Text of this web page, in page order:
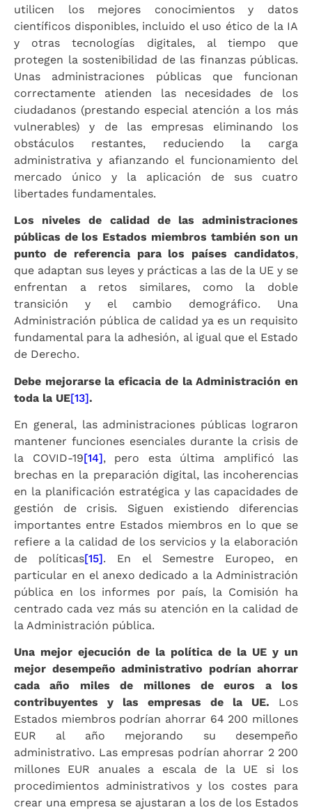
utilicen los mejores conocimientos y datos
científicos disponibles, incluido el uso ético de la IA
y otras tecnologías digitales, al tiempo que
protegen la sostenibilidad de las finanzas públicas.
Unas administraciones públicas que funcionan
correctamente atienden las necesidades de los
ciudadanos (prestando especial atención a los más
vulnerables) y de las empresas eliminando los
obstáculos restantes, reduciendo la carga
administrativa y afianzando el funcionamiento del
mercado único y la aplicación de sus cuatro
libertades fundamentales.
Los niveles de calidad de las administraciones
públicas de los Estados miembros también son un
punto de referencia para los países candidatos,
que adaptan sus leyes y prácticas a las de la UE y se
enfrentan a retos similares, como la doble
transición y el cambio demográfico. Una
Administración pública de calidad ya es un requisito
fundamental para la adhesión, al igual que el Estado
de Derecho.
Debe mejorarse la eficacia de la Administración en
toda la UE[13].
En general, las administraciones públicas lograron
mantener funciones esenciales durante la crisis de
la COVID-19[14], pero esta última amplificó las
brechas en la preparación digital, las incoherencias
en la planificación estratégica y las capacidades de
gestión de crisis. Siguen existiendo diferencias
importantes entre Estados miembros en lo que se
refiere a la calidad de los servicios y la elaboración
de políticas[15]. En el Semestre Europeo, en
particular en el anexo dedicado a la Administración
pública en los informes por país, la Comisión ha
centrado cada vez más su atención en la calidad de
la Administración pública.
Una mejor ejecución de la política de la UE y un
mejor desempeño administrativo podrían ahorrar
cada año miles de millones de euros a los
contribuyentes y las empresas de la UE. Los
Estados miembros podrían ahorrar 64 200 millones
EUR al año mejorando su desempeño
administrativo. Las empresas podrían ahorrar 2 200
millones EUR anuales a escala de la UE si los
procedimientos administrativos y los costes para
crear una empresa se ajustaran a los de los Estados